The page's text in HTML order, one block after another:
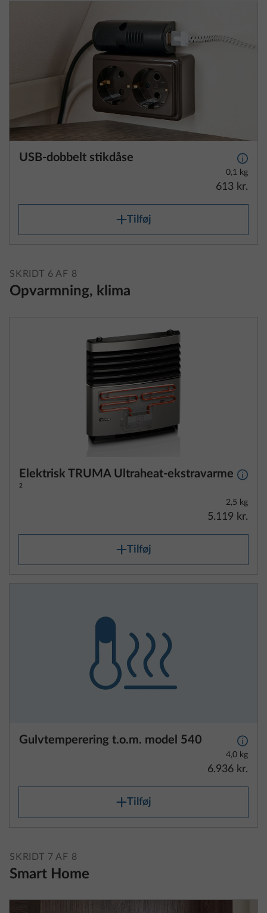
USB-dobbelt stikdåse
0,1 kg
613 kr.
Tilføj
SKRIDT 6 AF 8
Opvarmning, klima
Elektrisk TRUMA Ultraheat-ekstravarme
2
2,5 kg
5.119 kr.
Tilføj
Gulvtemperering t.o.m. model 540
4,0 kg
6.936 kr.
Tilføj
SKRIDT 7 AF 8
Smart Home